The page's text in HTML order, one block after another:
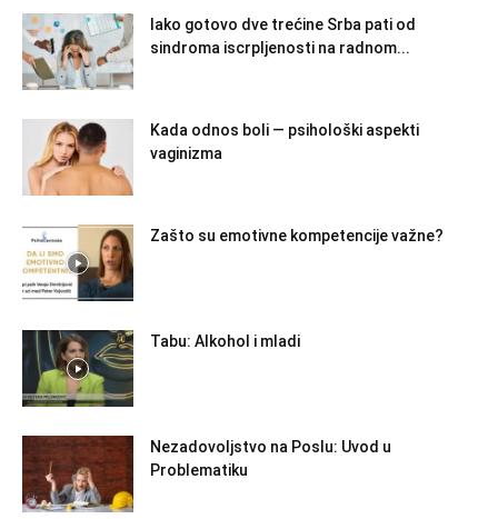
Iako gotovo dve trećine Srba pati od
sindroma iscrpljenosti na radnom...
Kada odnos boli — psihološki aspekti
vaginizma
Zašto su emotivne kompetencije važne?
Tabu: Alkohol i mladi
Nezadovoljstvo na Poslu: Uvod u
Problematiku